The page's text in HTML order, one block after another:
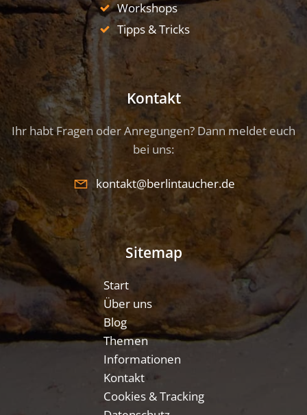
Workshops
Tipps & Tricks
Kontakt
Ihr habt Fragen oder Anregungen? Dann meldet euch
bei uns:
kontakt@berlintaucher.de
Sitemap
Start
Über uns
Blog
Themen
Informationen
Kontakt
Cookies & Tracking